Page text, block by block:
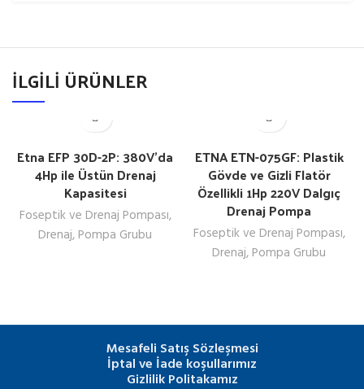
İLGILI ÜRÜNLER
Etna EFP 30D-2P: 380V’da
4Hp ile Üstün Drenaj
Kapasitesi
Foseptik ve Drenaj Pompası,
Drenaj, Pompa Grubu
ETNA ETN-075GF: Plastik
Gövde ve Gizli Flatör
Özellikli 1Hp 220V Dalgıç
Drenaj Pompa
Foseptik ve Drenaj Pompası,
Drenaj, Pompa Grubu
Mesafeli Satış Sözleşmesi
İptal ve İade koşullarımız
Gizlilik Politakamız